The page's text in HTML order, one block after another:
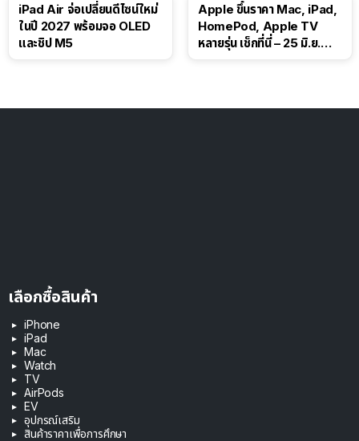
iPad Air จ่อเปลี่ยนดีไซน์ใหม่
ในปี 2027 พร้อมจอ OLED
และชิป M5
Apple ขึ้นราคา Mac, iPad,
HomePod, Apple TV
หลายรุ่น เช็กที่นี่ – 25 มิ.ย.
เลือกซื้อสินค้า
iPhone
iPad
Mac
Watch
TV
AirPods
EV
อุปกรณ์เสริม
สินค้าราคาเพื่อการศึกษา